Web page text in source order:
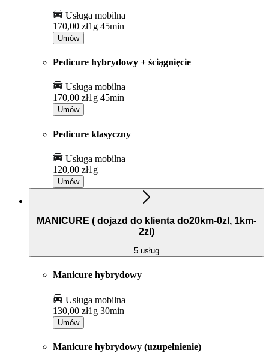
Usługa mobilna
170,00 zł1g 45min
Umów
Pedicure hybrydowy + ściągnięcie
Usługa mobilna
170,00 zł1g 45min
Umów
Pedicure klasyczny
Usługa mobilna
120,00 zł1g
Umów
MANICURE ( dojazd do klienta do20km-0zl, 1km-
2zl)
5 usług
Manicure hybrydowy
Usługa mobilna
130,00 zł1g 30min
Umów
Manicure hybrydowy (uzupełnienie)